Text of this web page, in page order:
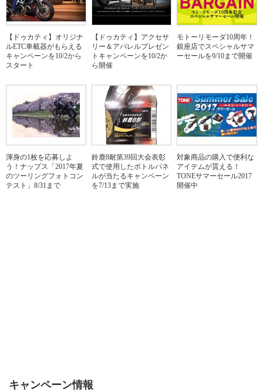
【ドゥカティ】オリジナ
ルETC車載器がもらえる
キャンペーンを10/2から
スタート
【ドゥカティ】アクセサ
リー＆アパレルプレゼン
トキャンペーンを10/2か
ら開催
モトーリモーダ10周年！
銀座店でスペシャルサマ
ーセールを9/10まで開催
渾身の1枚を応募しよ
う！ナップス「2017年夏
のツーリングフォトコン
テスト」8/31まで
鈴鹿8耐第39回大会表彰
式で使用したボトルパネ
ルが当たるキャンペーン
を7/13まで実施
対象商品の購入で便利な
アイテムが貰える！
TONEサマーセール2017
開催中
キャンペーン情報